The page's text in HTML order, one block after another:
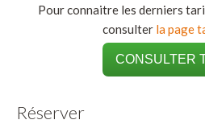
Pour connaitre les derniers
consulter la page
CONSULTER
Réserver